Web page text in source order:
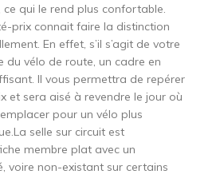
ce qui le rend plus confortable.
prix connait faire la distinction
En effet, s’il s’agit de votre
du vélo de route, un cadre en
Il vous permettra de repérer
et sera aisé à revendre le jour où
pour un vélo plus
selle sur circuit est
membre plat avec un
voire non-existant sur certains